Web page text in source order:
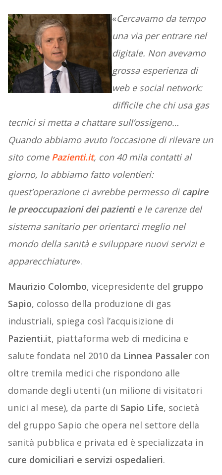
«Cercavamo da tempo
una via per entrare nel
digitale. Non avevamo
grossa esperienza di
web e social network:
difficile che chi usa gas
tecnici si metta a chattare sull’ossigeno…
Quando abbiamo avuto l’occasione di rilevare un
sito come Pazienti.it, con 40 mila contatti al
giorno, lo abbiamo fatto volentieri:
quest’operazione ci avrebbe permesso dicapire
le preoccupazioni dei pazienti e le carenze del
sistema sanitario per orientarci meglio nel
mondo della sanità e sviluppare nuovi servizi e
apparecchiature».
Maurizio Colombo, vicepresidente del gruppo
Sapio, colosso della produzione di gas
industriali, spiega così l’acquisizione di
Pazienti.it, piattaforma web di medicina e
salute fondata nel 2010 da Linnea Passaler con
oltre tremila medici che rispondono alle
domande degli utenti (un milione di visitatori
unici al mese), da parte di Sapio Life, società
del gruppo Sapio che opera nel settore della
sanità pubblica e privata ed è specializzata in
cure domiciliari e servizi ospedalieri.